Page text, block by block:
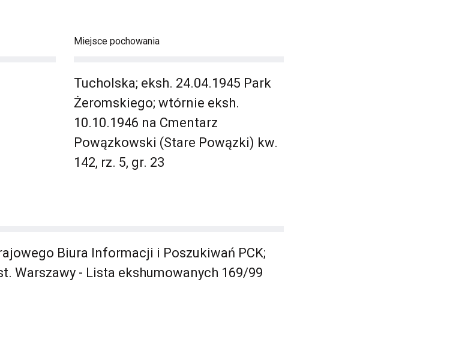
Miejsce pochowania
Tucholska; eksh. 24.04.1945 Park
Żeromskiego; wtórnie eksh.
10.10.1946 na Cmentarz
Powązkowski (Stare Powązki) kw.
142, rz. 5, gr. 23
Biura Informacji i Poszukiwań PCK;
Warszawy - Lista ekshumowanych 169/99